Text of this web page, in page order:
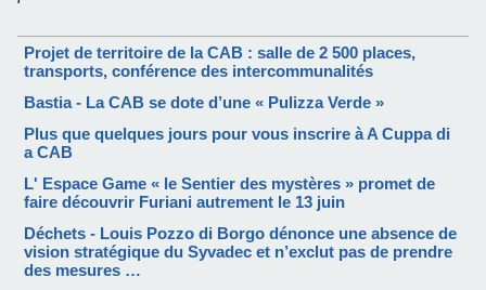
Projet de territoire de la CAB : salle de 2 500 places,
transports, conférence des intercommunalités
Bastia - La CAB se dote d’une « Pulizza Verde »
Plus que quelques jours pour vous inscrire à A Cuppa di
a CAB
L' Espace Game « le Sentier des mystères » promet de
faire découvrir Furiani autrement le 13 juin
Déchets - Louis Pozzo di Borgo dénonce une absence de
vision stratégique du Syvadec et n’exclut pas de prendre
des mesures …